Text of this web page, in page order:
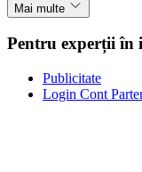
Mai multe
Pentru experții în
Publicitate
Login Cont